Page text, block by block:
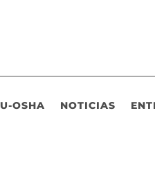
OSHA NOTICIAS